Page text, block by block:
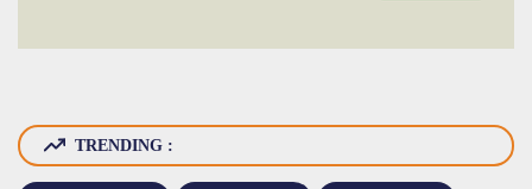
TRENDING :